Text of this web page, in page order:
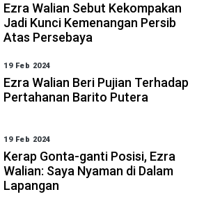
Ezra Walian Sebut Kekompakan
Jadi Kunci Kemenangan Persib
Atas Persebaya
19 Feb 2024
Ezra Walian Beri Pujian Terhadap
Pertahanan Barito Putera
19 Feb 2024
Kerap Gonta-ganti Posisi, Ezra
Walian: Saya Nyaman di Dalam
Lapangan